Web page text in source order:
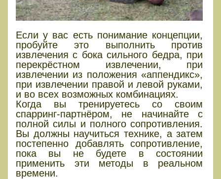
Если у вас есть понимание концепции,
пробуйте это выполнить против
извлечения с бока сильного бедра, при
перекрёстном извлечении, при
извлечении из положения «аппендикс»,
при извлечении правой и левой руками,
и во всех возможных комбинациях.
Когда вы тренируетесь со своим
спарринг-партнёром, не начинайте с
полной силы и полного сопротивления.
Вы должны научиться технике, а затем
постепенно добавлять сопротивление,
пока вы не будете в состоянии
применить эти методы в реальном
времени.